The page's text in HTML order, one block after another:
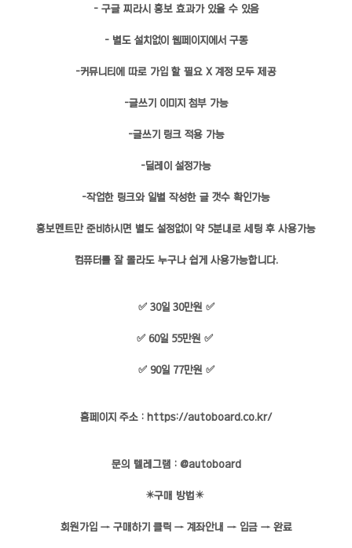
- 구글 찌라시 홍보 효과가 있을 수 있음
- 별도 설치없이 웹페이지에서 구동
-커뮤니티에 따로 가입 할 필요 X 계정 모두 제공
-글쓰기 이미지 첨부 가능
-글쓰기 링크 적용 가능
-딜레이 설정가능
-작업한 링크와 일별 작성한 글 갯수 확인가능
홍보멘트만 준비하시면 별도 설정없이 약 5분내로 세팅 후 사용가능
컴퓨터를 잘 몰라도 누구나 쉽게 사용가능합니다.
✅ 30일 30만원 ✅
✅ 60일 55만원 ✅
✅ 90일 77만원 ✅
홈페이지 주소 : https://autoboard.co.kr/
문의 텔레그램 : @autoboard
✴️구매 방법✴️
회원가입 → 구매하기 클릭 → 계좌안내 → 입금 → 완료